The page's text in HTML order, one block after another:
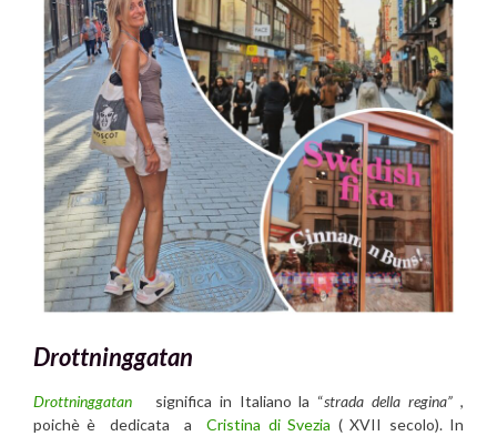
Drottninggatan
Drottninggatan significa in Italiano la “strada della regina” ,
poichè è dedicata aCristina di Svezia ( XVII secolo). In